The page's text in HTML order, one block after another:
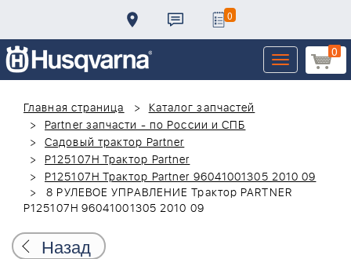
0
0
Toggle
navigation
Главная страница
Каталог запчастей
Partner запчасти - по России и СПБ
Садовый трактор Partner
P125107H Трактор Partner
P125107H Трактор Partner 96041001305 2010 09
8 РУЛЕВОЕ УПРАВЛЕНИЕ Трактор PARTNER
P125107H 96041001305 2010 09
Назад